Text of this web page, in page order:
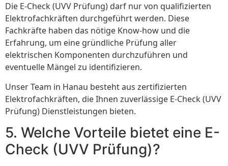
Die E-Check (UVV Prüfung) darf nur von qualifizierten
Elektrofachkräften durchgeführt werden. Diese
Fachkräfte haben das nötige Know-how und die
Erfahrung, um eine gründliche Prüfung aller
elektrischen Komponenten durchzuführen und
eventuelle Mängel zu identifizieren.
Unser Team in Hanau besteht aus zertifizierten
Elektrofachkräften, die Ihnen zuverlässige E-Check (UVV
Prüfung) Dienstleistungen bieten.
5. Welche Vorteile bietet eine E-
Check (UVV Prüfung)?